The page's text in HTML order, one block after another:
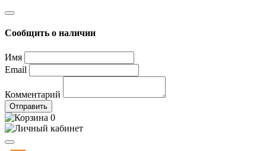
Сообщить о наличии
Имя
Email
Комментарий
Отправить
0